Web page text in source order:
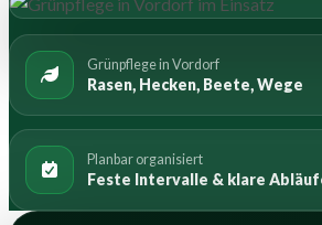
Grünpflege in Vordorf
Rasen, Hecken, Beete, Wege
Planbar organisiert
Feste Intervalle & klare